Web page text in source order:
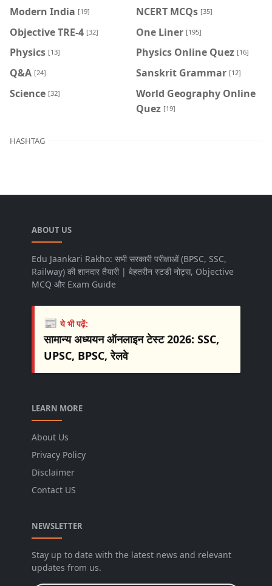
Modern India [19] NCERT MCQs [35]
Objective TRE-4 [32] One Liner [195]
Physics [13] Physics Online Quez [16]
Q&A [24] Sanskrit Grammar [12]
Science [32]
World Geography Online
Quez [19]
HASHTAG
ABOUT US
Edu Jaankari Rakho: सभी सरकारी परीक्षाओं (BPSC, SSC,
Railway) की शानदार तैयारी | बेहतरीन स्टडी नोट्स, Objective
MCQ और Exam Guide
📰ये भी पढ़ें:
सामान्य अध्ययन ऑनलाइन टेस्ट 2026: SSC,
UPSC, BPSC, रेलवे
LEARN MORE
About Us
Privacy Policy
Disclaimer
Contact US
NEWSLETTER
Stay up to date with the latest news and relevant
updates from us.